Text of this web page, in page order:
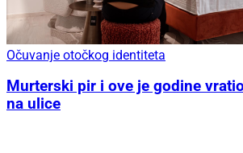
Očuvanje otočkog identiteta
Murterski pir i ove je godine
na ulice